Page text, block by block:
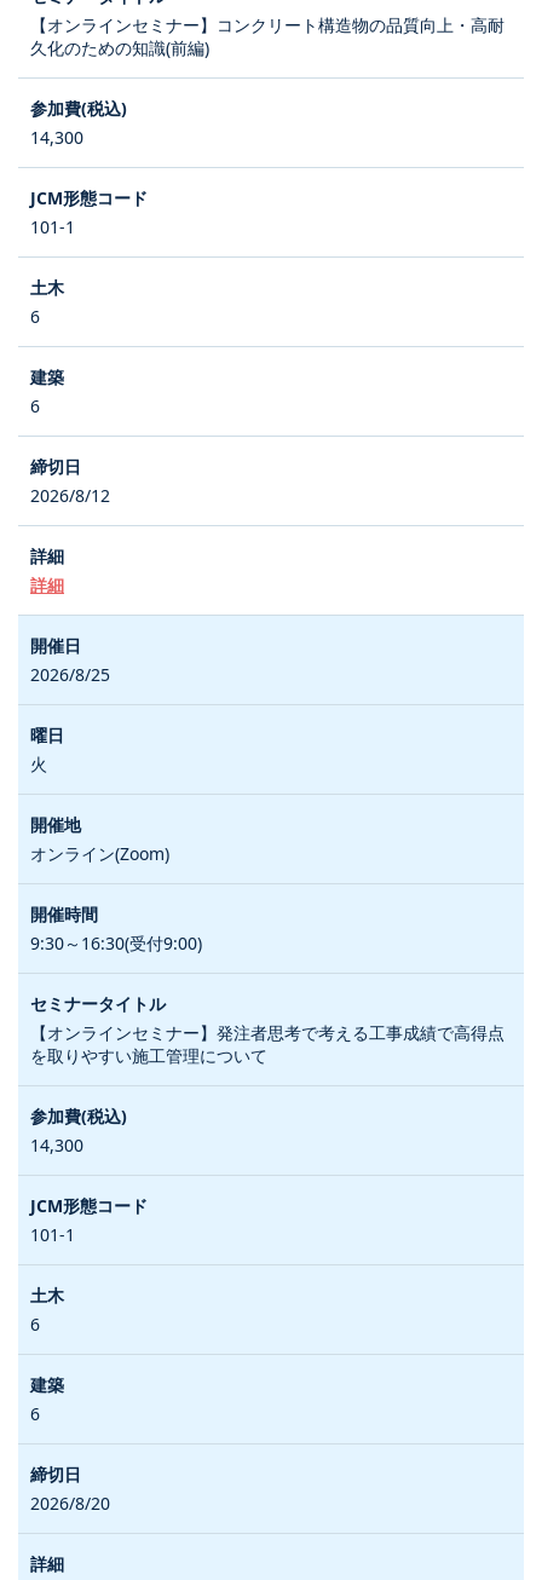
【オンラインセミナー】コンクリート構造物の品質向上・高耐
久化のための知識(前編)
14,300
101-1
6
6
2026/8/12
詳細
2026/8/25
火
オンライン(Zoom)
9:30～16:30(受付9:00)
【オンラインセミナー】発注者思考で考える工事成績で高得点
を取りやすい施工管理について
14,300
101-1
6
6
2026/8/20